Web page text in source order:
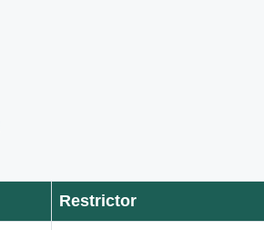
Restrictor